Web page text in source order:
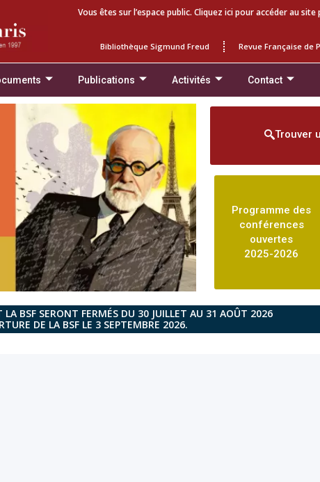
Vous êtes sur l’espace public. Cliquez ici pour accéder au site
Bibliothèque Sigmund Freud Revue Française de
Publications Activités Contact
Trouver
Programme des
conférences
ouvertes
2025-2026
LA BSF SERONT FERMÉS DU 30 JUILLET AU 31 AOÛT 2026
DE LA BSF LE 3 SEPTEMBRE 2026.